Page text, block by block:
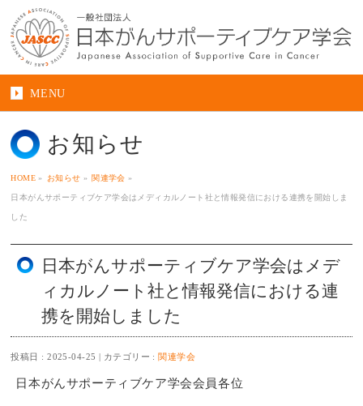
MENU
お知らせ
HOME » お知らせ » 関連学会 »
日本がんサポーティブケア学会はメディカルノート社と情報発信における連携を開始しま
した
日本がんサポーティブケア学会はメデ
ィカルノート社と情報発信における連
携を開始しました
投稿日 : 2025-04-25 カテゴリー :関連学会
日本がんサポーティブケア学会会員各位